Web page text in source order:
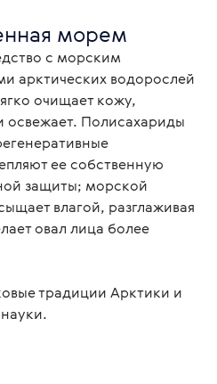
морем
с морским
арктических водорослей
очищает кожу,
освежает. Полисахариды
ее собственную
защиты; морской
влагой, разглаживая
овал лица более
традиции Арктики и